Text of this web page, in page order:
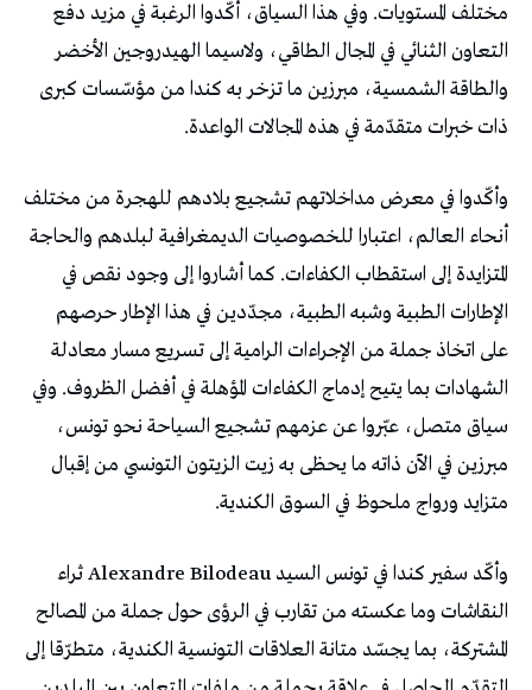
مختلف المستويات. وفي هذا السياق، أكّدوا الرغبة في مزيد دفع
التعاون الثنائي في المجال الطاقي، ولاسيما الهيدروجين الأخضر
والطاقة الشمسية، مبرزين ما تزخر به كندا من مؤسّسات كبرى
ذات خبرات متقدّمة في هذه المجالات الواعدة.
وأكّدوا في معرض مداخلاتهم تشجيع بلادهم للهجرة من مختلف
أنحاء العالم، اعتبارا للخصوصيات الديمغرافية لبلدهم والحاجة
المتزايدة إلى استقطاب الكفاءات. كما أشاروا إلى وجود نقص في
الإطارات الطبية وشبه الطبية، مجدّدين في هذا الإطار حرصهم
على اتخاذ جملة من الإجراءات الرامية إلى تسريع مسار معادلة
الشهادات بما يتيح إدماج الكفاءات المؤهلة في أفضل الظروف. وفي
سياق متصل، عبّروا عن عزمهم تشجيع السياحة نحو تونس،
مبرزين في الآن ذاته ما يحظى به زيت الزيتون التونسي من إقبال
متزايد ورواج ملحوظ في السوق الكندية.
وأكّد سفير كندا في تونس السيد Alexandre Bilodeau ثراء
النقاشات وما عكسته من تقارب في الرؤى حول جملة من المصالح
المشتركة، بما يجسّد متانة العلاقات التونسية الكندية، متطرّقا إلى